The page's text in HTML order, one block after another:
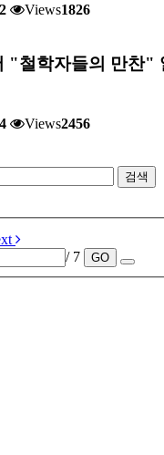
Views1826
"철학자들의 만찬"
Views2456
검색
/ 7
GO